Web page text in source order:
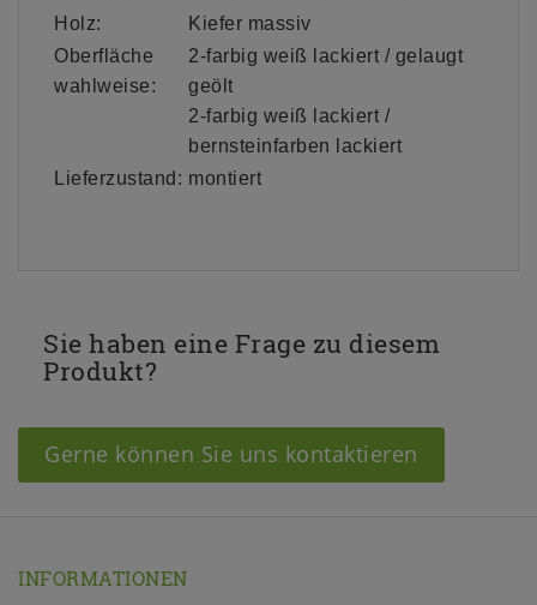
Holz:
Kiefer massiv
Oberfläche
wahlweise:
2-farbig weiß lackiert / gelaugt
geölt
2-farbig weiß lackiert /
bernsteinfarben lackiert
Lieferzustand: montiert
Sie haben eine Frage zu diesem
Produkt?
Gerne können Sie uns kontaktieren
INFORMATIONEN